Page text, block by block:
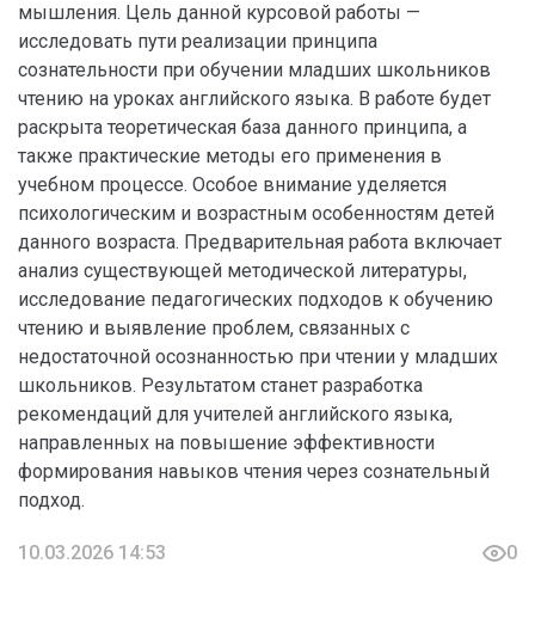
мышления. Цель данной курсовой работы —
исследовать пути реализации принципа
сознательности при обучении младших школьников
чтению на уроках английского языка. В работе будет
раскрыта теоретическая база данного принципа, а
также практические методы его применения в
учебном процессе. Особое внимание уделяется
психологическим и возрастным особенностям детей
данного возраста. Предварительная работа включает
анализ существующей методической литературы,
исследование педагогических подходов к обучению
чтению и выявление проблем, связанных с
недостаточной осознанностью при чтении у младших
школьников. Результатом станет разработка
рекомендаций для учителей английского языка,
направленных на повышение эффективности
формирования навыков чтения через сознательный
подход.
10.03.2026 14:53 0